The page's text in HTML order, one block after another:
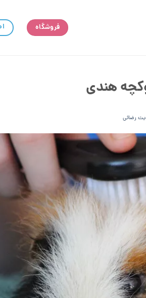
فروشگاه
هندی
رضائی